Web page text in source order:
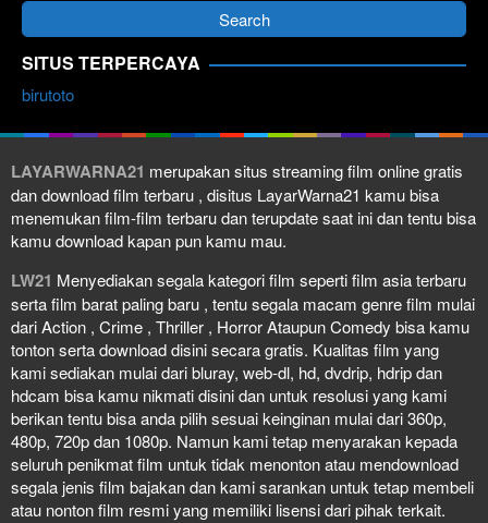
SITUS TERPERCAYA
birutoto
LAYARWARNA21 merupakan situs streaming film online gratis
dan download film terbaru , disitus LayarWarna21 kamu bisa
menemukan film-film terbaru dan terupdate saat ini dan tentu bisa
kamu download kapan pun kamu mau.
LW21 Menyediakan segala kategori film seperti film asia terbaru
serta film barat paling baru , tentu segala macam genre film mulai
dari Action , Crime , Thriller , Horror Ataupun Comedy bisa kamu
tonton serta download disini secara gratis. Kualitas film yang
kami sediakan mulai dari bluray, web-dl, hd, dvdrip, hdrip dan
hdcam bisa kamu nikmati disini dan untuk resolusi yang kami
berikan tentu bisa anda pilih sesuai keinginan mulai dari 360p,
480p, 720p dan 1080p. Namun kami tetap menyarakan kepada
seluruh penikmat film untuk tidak menonton atau mendownload
segala jenis film bajakan dan kami sarankan untuk tetap membeli
atau nonton film resmi yang memiliki lisensi dari pihak terkait.